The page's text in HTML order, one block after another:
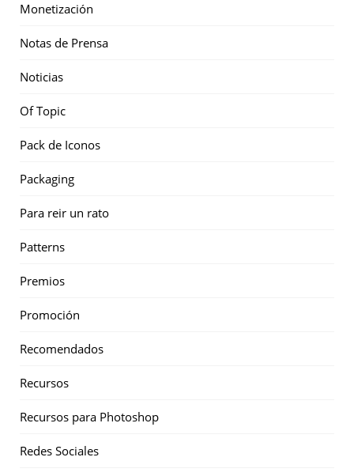
Monetización
Notas de Prensa
Noticias
Of Topic
Pack de Iconos
Packaging
Para reir un rato
Patterns
Premios
Promoción
Recomendados
Recursos
Recursos para Photoshop
Redes Sociales